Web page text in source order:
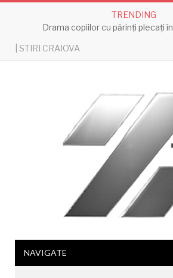
TRENDING
Drama copiilor cu părinți plecați
| STIRI CRAIOVA
NAVIGATE